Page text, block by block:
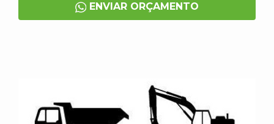
ENVIAR ORÇAMENTO